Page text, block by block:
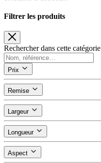
Filtrer les produits
Rechercher dans cette catégorie
Prix
Remise
Largeur
Longueur
Aspect